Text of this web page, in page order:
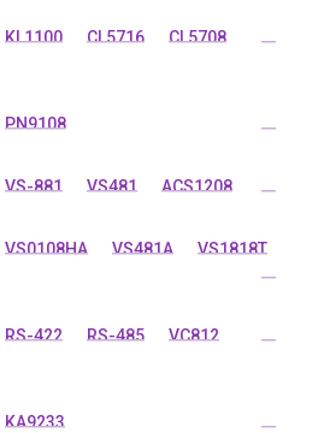
KL1100 CL5716 CL5708 ...
PN9108 ...
VS-881 VS481 ACS1208 ...
VS0108HA VS481A
VS1818T
...
RS-422 RS-485 VC812 ...
KA9233 ...